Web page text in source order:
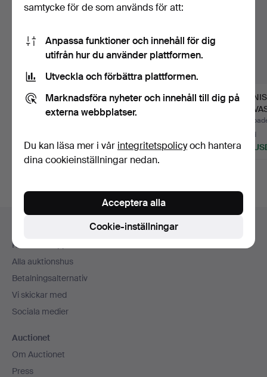
KONST/STUDIO GLAS
ASKKOPP.
34 USD
ANTIK parfymflaska.
72 USD
6 bud
164
Sidfotsnavigation
Kontakta support
Alla auktionshus
Betalningsalternativ
Vi skickar med
Sociala medier
Auctionet
Om Auctionet
Press
samtycke för de som används för att:
Anpassa funktioner och innehåll för dig
utifrån hur du använder plattformen.
Utveckla och förbättra plattformen.
Marknadsföra nyheter och innehåll till dig på
externa webbplatser.
Du kan läsa mer i vår integritetspolicyoch hantera
dina cookieinställningar nedan.
Cookie-inställningar
Acceptera alla